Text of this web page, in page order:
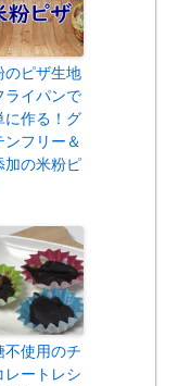
のピザ生地
ライパンで
に作る！グ
ンフリー＆
加の米粉ピ
不使用のチ
レートレシ